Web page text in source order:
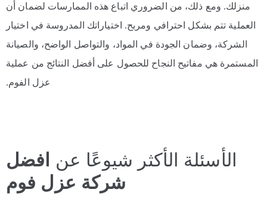
منزلك. ومع ذلك، من الضروري اتباع هذه الممارسات لضمان أن
العملية تتم بشكل احترافي ومربح. اختياراتك المدروسة في اختيار
الشركة، وضمان الجودة في المواد، والتواصل الواضح، والصيانة
المستمرة هي مفاتيح النجاح للحصول على أفضل النتائج من عملية
عزل الفوم.
الأسئلة الأكثر شيوعًا عن افضل
شركة عزل فوم